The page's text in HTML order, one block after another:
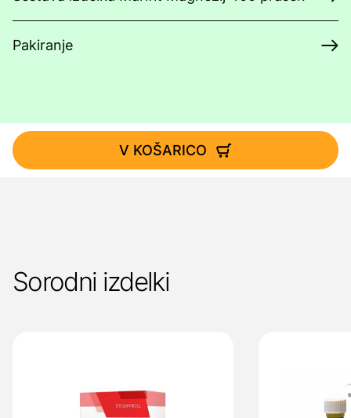
Pakiranje
V KOŠARICO
Sorodni izdelki